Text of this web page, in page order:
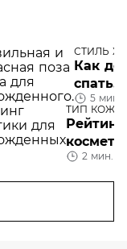
СТИЛЬ
Как
спать
5 мин.
ТИП КОЖИ
Рейтинг
2 мин.